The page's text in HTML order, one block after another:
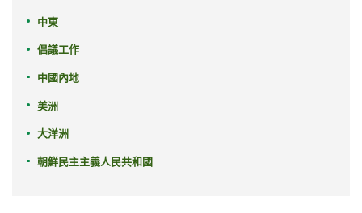
中東
倡議工作
中國內地
美洲
大洋洲
朝鮮民主主義人民共和國